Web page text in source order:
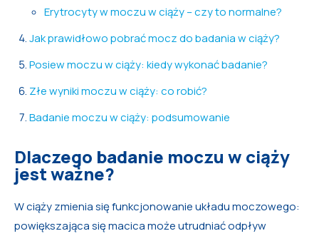
Erytrocyty w moczu w ciąży – czy to normalne?
Jak prawidłowo pobrać mocz do badania w ciąży?
Posiew moczu w ciąży: kiedy wykonać badanie?
Złe wyniki moczu w ciąży: co robić?
Badanie moczu w ciąży: podsumowanie
Dlaczego badanie moczu w ciąży
jest ważne?
W ciąży zmienia się funkcjonowanie układu moczowego:
powiększająca się macica może utrudniać odpływ